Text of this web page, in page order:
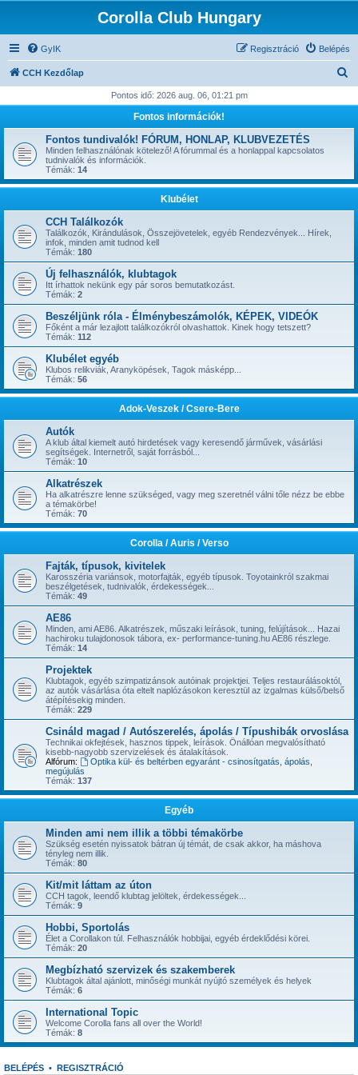
Corolla Club Hungary
GyIK Belépés
Regisztráció
CCH Kezdőlap
e
s
Pontos idő: 2026 aug. 06, 01:21 pm
Fontos információk!
Fontos tundivalók! FÓRUM, HONLAP, KLUBVEZETÉS
Minden felhasználónak kötelező! A fórummal és a honlappal kapcsolatos
tudnivalók és információk.
Témák: 14
Klubélet
CCH Találkozók
Találkozók, Kirándulások, Összejövetelek, egyéb Rendezvények... Hírek,
infok, minden amit tudnod kell
Témák: 180
Új felhasználók, klubtagok
Itt írhattok nekünk egy pár soros bemutatkozást.
Témák: 2
Beszéljünk róla - Élménybeszámolók, KÉPEK, VIDEÓK
Főként a már lezajlott találkozókról olvashattok. Kinek hogy tetszett?
Témák: 112
Klubélet egyéb
Klubos relikviák, Aranyköpések, Tagok másképp...
Témák: 56
Adok-Veszek / Csere-Bere
Autók
A klub által kiemelt autó hirdetések vagy keresendő járművek, vásárlási
segítségek. Internetről, saját forrásból...
Témák: 10
Alkatrészek
Ha alkatrészre lenne szükséged, vagy meg szeretnél válni tőle nézz be ebbe
a témakörbe!
Témák: 70
Corolla / Auris / Verso
Fajták, típusok, kivitelek
Karosszéria variánsok, motorfajták, egyéb típusok. Toyotainkról szakmai
beszélgetések, tudnivalók, érdekességek...
Témák: 49
AE86
Minden, ami AE86. Alkatrészek, műszaki leírások, tuning, felújítások... Hazai
hachiroku tulajdonosok tábora, ex- performance-tuning.hu AE86 részlege.
Témák: 14
Projektek
Klubtagok, egyéb szimpatizánsok autóinak projektjei. Teljes restaurálásoktól,
az autók vásárlása óta eltelt naplózásokon keresztül az izgalmas külső/belső
átépítésekig minden.
Témák: 229
Csináld magad / Autószerelés, ápolás / Típushibák orvoslása
Technikai okfejtések, hasznos tippek, leírások. Önállóan megvalósítható
kisebb-nagyobb szervizelések és átalakítások.
Alfórum:
Optika kül- és beltérben egyaránt - csinosítgatás, ápolás,
megújulás
Témák: 137
Egyéb
Minden ami nem illik a többi témakörbe
Szükség esetén nyissatok bátran új témát, de csak akkor, ha máshova
tényleg nem illik.
Témák: 80
Kit/mit láttam az úton
CCH tagok, leendő klubtag jelöltek, érdekességek...
Témák: 9
Hobbi, Sportolás
Élet a Corollakon túl. Felhasználók hobbijai, egyéb érdeklődési körei.
Témák: 20
Megbízható szervizek és szakemberek
Klubtagok által ajánlott, minőségi munkát nyújtó személyek és helyek
Témák: 6
International Topic
Welcome Corolla fans all over the World!
Témák: 8
BELÉPÉS • REGISZTRÁCIÓ